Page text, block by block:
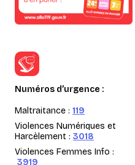
Numéros d’urgence :
Maltraitance : 119
Violences Numériques et
Harcèlement : 3018
Violences Femmes Info :
3919